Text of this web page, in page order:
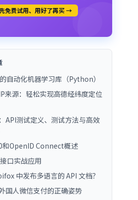
先免费试用、用好了再买 →
自动化机器学习库（Python）
来源：轻松实现高德经纬度定位
API测试定义、测试方法与高效
和OpenID Connect概述
口实战应用
中发布多语言的 API 文档？
国人微信支付的正确姿势